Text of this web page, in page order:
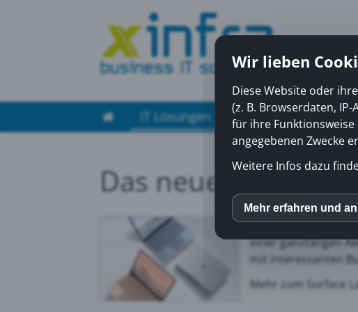
IT Lösungen Managed Services
Das neue Surface
Mit dem Surface
Eisblau, Sandstein
einer ganztätigen
mit interessanten
Mehr zum Surface
Wir lieben
Diese Website oder
(z. B. Browserdaten,
für ihre
angegebenen Zwecke
Weitere Infos dazu
inCMS
Matomo
Mehr erfahren und